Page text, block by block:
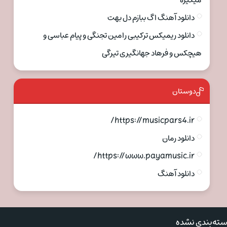
دانلود آهنگ اگ ببازم دل بهت
دانلود ریمیکس ترکیبی رامین تجنگی و پیام عباسی و
هیچکس و فرهاد جهانگیری تیرگی
دوستان
https://musicpars4.ir/
دانلود رمان
https://www.payamusic.ir/
دانلود آهنگ
نشده